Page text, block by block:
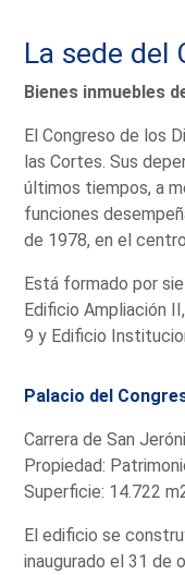
La sede del
Bienes inmuebles
El Congreso de los
las Cortes. Sus
últimos tiempos, a
funciones
de 1978, en el
Está formado por
Edificio Ampliación
9 y Edificio
Palacio del
Carrera de San
Propiedad:
Superficie: 14.722
El edificio se
inaugurado el 31 de